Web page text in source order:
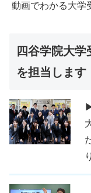
動画でわかる大学
四谷学院大
を担当します